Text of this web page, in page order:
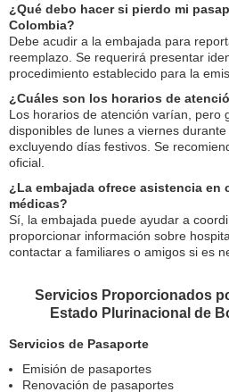
¿Qué debo hacer si pierdo mi
Colombia?
Debe acudir a la embajada para
reemplazo. Se requerirá presentar
procedimiento establecido para la
¿Cuáles son los horarios de
Los horarios de atención varían, pero
disponibles de lunes a viernes durante
excluyendo días festivos. Se
oficial.
¿La embajada ofrece asistencia en
médicas?
Sí, la embajada puede ayudar a
proporcionar información sobre
contactar a familiares o amigos si es
Servicios Proporcionados
Estado Plurinacional de
Servicios de Pasaporte
Emisión de pasaportes
Renovación de pasaportes